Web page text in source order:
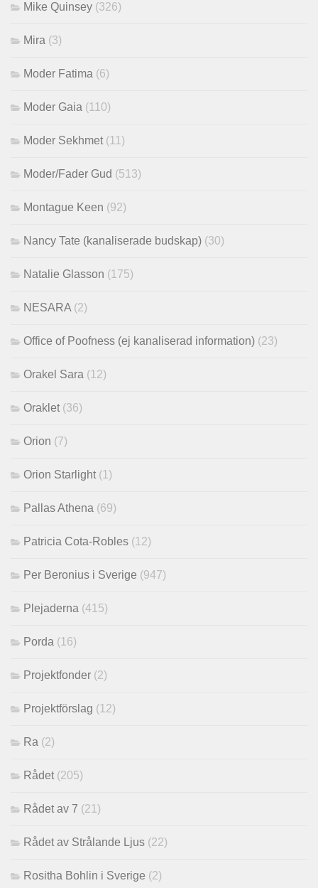
Mike Quinsey (326)
Mira (3)
Moder Fatima (6)
Moder Gaia (110)
Moder Sekhmet (11)
Moder/Fader Gud (513)
Montague Keen (92)
Nancy Tate (kanaliserade budskap) (30)
Natalie Glasson (175)
NESARA (2)
Office of Poofness (ej kanaliserad information) (23)
Orakel Sara (12)
Oraklet (36)
Orion (7)
Orion Starlight (1)
Pallas Athena (69)
Patricia Cota-Robles (12)
Per Beronius i Sverige (947)
Plejaderna (415)
Porda (16)
Projektfonder (2)
Projektförslag (12)
Ra (2)
Rådet (205)
Rådet av 7 (21)
Rådet av Strålande Ljus (22)
Rositha Bohlin i Sverige (2)